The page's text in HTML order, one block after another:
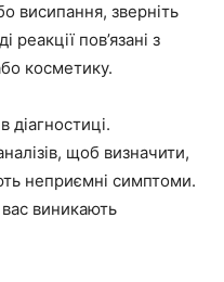
висипання, зверніть
реакції пов’язані з
косметику.
щоб визначити,
неприємні симптоми.
виникають